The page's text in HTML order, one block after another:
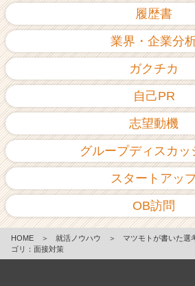
履歴書
業界・企業分
ガクチカ
自己PR
志望動機
グループディスカッ
スタートアッ
OB訪問
HOME ＞ 就活ノウハウ ＞ マツモトが書いた選
ゴリ：面接対策